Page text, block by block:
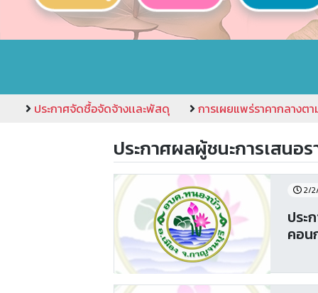
ประกาศจัดชื้อจัดจ้างเเละพัสดุ การเผยแพร่ราคากลางต
ประกาศผลผู้ชนะการเสนอร
2/
ประ
คอน